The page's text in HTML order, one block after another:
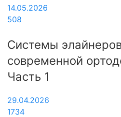
14.05.2026
508
Системы
современной
Часть 1
29.04.2026
1734